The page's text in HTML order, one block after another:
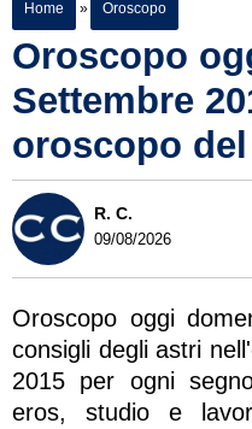
Home » Oroscopo
Oroscopo
Settembre
oroscopo
R. C.
09/08/2026
Oroscopo oggi
consigli degli astri
2015 per ogni
eros, studio e